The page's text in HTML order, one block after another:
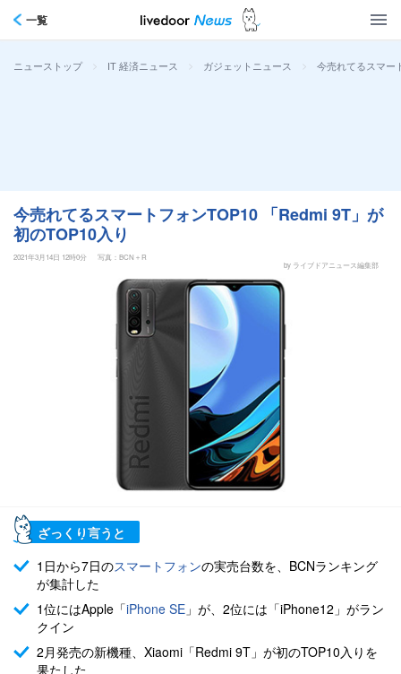
一覧
ニューストップ > IT 経済ニュース > ガジェットニュース > 今売れてるスマー
今売れてるスマートフォンTOP10 「Redmi 9T」が
初のTOP10入り
2021年3月14日 12時0分
写真：BCN＋R
by ライブドアニュース編集部
ざっくり言うと
1日から7日のスマートフォンの実売台数を、BCNランキング
が集計した
1位にはApple「iPhone SE 」が、2位には「iPhone12」がラン
クイン
2月発売の新機種、Xiaomi「Redmi 9T」が初のTOP10入りを
果たした